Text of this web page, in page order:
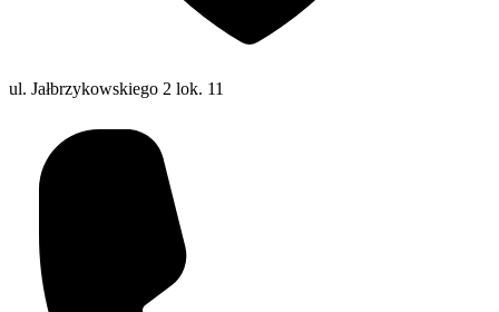
ul. Jałbrzykowskiego 2 lok. 11